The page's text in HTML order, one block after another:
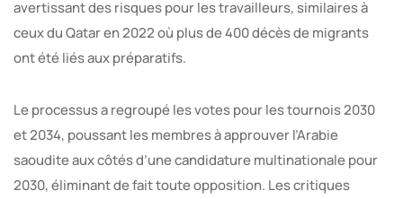
avertissant des risques pour les travailleurs, similaires à
ceux du Qatar en 2022 où plus de 400 décès de migrants
ont été liés aux préparatifs.
Le processus a regroupé les votes pour les tournois 2030
et 2034, poussant les membres à approuver l’Arabie
saoudite aux côtés d’une candidature multinationale pour
2030, éliminant de fait toute opposition. Les critiques